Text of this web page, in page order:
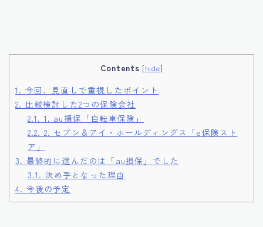
Contents [hide]
1. 今回、見直しで重視したポイント
2. 比較検討した2つの保険会社
2.1. 1. au損保「自転車保険」
2.2. 2. セブン＆アイ・ホールディングス「e保険スト
ア」
3. 最終的に選んだのは「au損保」でした
3.1. 決め手となった理由
4. 今後の予定